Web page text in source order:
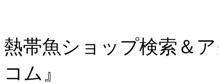
熱帯魚ショップ検索＆
コム』